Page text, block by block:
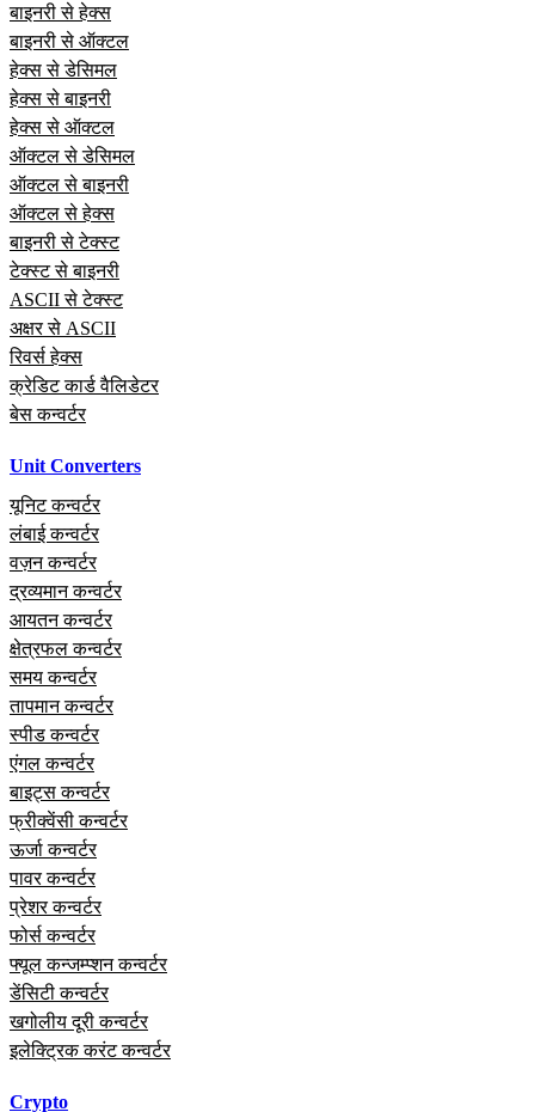
बाइनरी से हेक्स
बाइनरी से ऑक्टल
हेक्स से डेसिमल
हेक्स से बाइनरी
हेक्स से ऑक्टल
ऑक्टल से डेसिमल
ऑक्टल से बाइनरी
ऑक्टल से हेक्स
बाइनरी से टेक्स्ट
टेक्स्ट से बाइनरी
ASCII से टेक्स्ट
अक्षर से ASCII
रिवर्स हेक्स
क्रेडिट कार्ड वैलिडेटर
बेस कन्वर्टर
Unit Converters
यूनिट कन्वर्टर
लंबाई कन्वर्टर
वज़न कन्वर्टर
द्रव्यमान कन्वर्टर
आयतन कन्वर्टर
क्षेत्रफल कन्वर्टर
समय कन्वर्टर
तापमान कन्वर्टर
स्पीड कन्वर्टर
एंगल कन्वर्टर
बाइट्स कन्वर्टर
फ्रीक्वेंसी कन्वर्टर
ऊर्जा कन्वर्टर
पावर कन्वर्टर
प्रेशर कन्वर्टर
फोर्स कन्वर्टर
फ्यूल कन्जम्प्शन कन्वर्टर
डेंसिटी कन्वर्टर
खगोलीय दूरी कन्वर्टर
इलेक्ट्रिक करंट कन्वर्टर
Crypto